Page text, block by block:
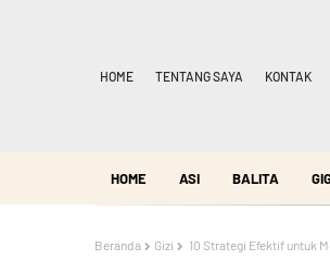
HOME TENTANG SAYA KONTAK
HOME ASI BALITA
Beranda Gizi 10 Strategi Efektif untuk